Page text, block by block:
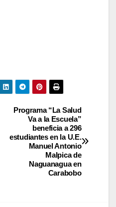
Programa “La Salud
Va a la Escuela”
beneficia a 296
estudiantes en la U.E.
Manuel Antonio
Malpica de
Naguanagua en
Carabobo